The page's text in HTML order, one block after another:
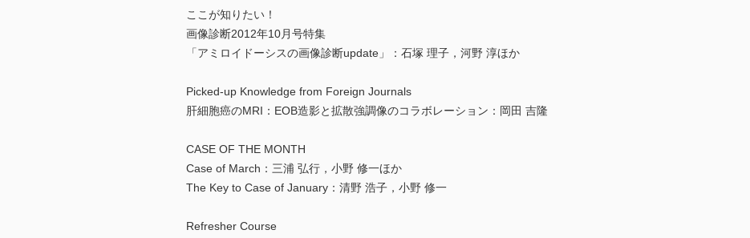
ここが知りたい！
画像診断2012年10月号特集
「アミロイドーシスの画像診断update」：石塚 理子，河野 淳ほか
Picked-up Knowledge from Foreign Journals
肝細胞癌のMRI：EOB造影と拡散強調像のコラボレーション：岡田 吉隆
CASE OF THE MONTH
Case of March：三浦 弘行，小野 修一ほか
The Key to Case of January：清野 浩子，小野 修一
Refresher Course